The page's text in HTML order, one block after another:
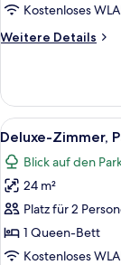
Kostenloses
Weitere Details
Weitere
(Park)
Alle
Fotos
für
Deluxe-
Zimmer,
Parkblick
anzeigen
6
Deluxe-Zimmer,
Blick auf den
24 m²
Platz für 2
1 Queen-Bett
Kostenloses